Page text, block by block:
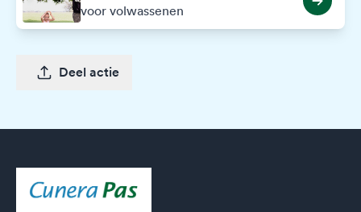
voor volwassenen
Deel actie